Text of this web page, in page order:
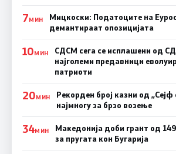
7МИН
Мицкоски: Податоците на
демантираат опозицијата
10МИН
СДСМ сега се исплашени од
најголеми предавници
патриоти
20МИН
Рекорден број казни од „Сејф
најмногу за брзо возење
34МИН
Македонија доби грант од
за пругата кон Бугарија